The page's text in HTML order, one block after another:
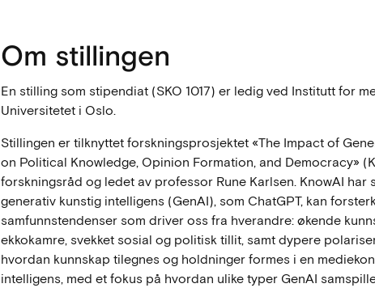
Om stillingen
En stilling som stipendiat (SKO 1017) er ledig ved Institutt for
Universitetet i Oslo.
Stillingen er tilknyttet forskningsprosjektet «The Impact of
on Political Knowledge, Opinion Formation, and Democracy»
forskningsråd og ledet av professor Rune Karlsen. KnowAI har
generativ kunstig intelligens (GenAI), som ChatGPT, kan
samfunnstendenser som driver oss fra hverandre: økende
ekkokamre, svekket sosial og politisk tillit, samt dypere
hvordan kunnskap tilegnes og holdninger formes i en
intelligens, med et fokus på hvordan ulike typer GenAI